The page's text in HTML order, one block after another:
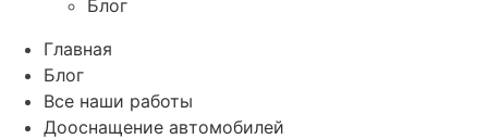
Блог
Главная
Блог
Все наши работы
Дооснащение автомобилей